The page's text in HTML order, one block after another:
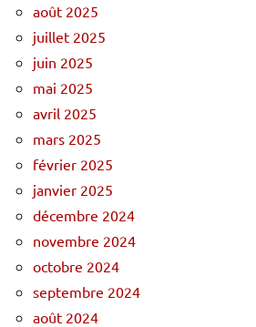
août 2025
juillet 2025
juin 2025
mai 2025
avril 2025
mars 2025
février 2025
janvier 2025
décembre 2024
novembre 2024
octobre 2024
septembre 2024
août 2024